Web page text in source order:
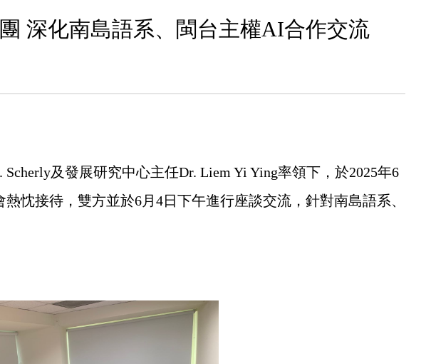
深化南島語系、閩台主權AI合作交流
及發展研究中心主任Dr. Liem Yi Ying率領下，於2025年6
忱接待，雙方並於6月4日下午進行座談交流，針對南島語系、